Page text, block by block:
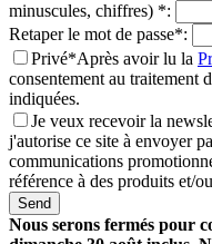
minuscules, chiffres) *:
Retaper le mot de passe*:
Privé*Après avoir lu la
consentement au traitement
indiquées.
Je veux recevoir la
j'autorise ce site à envoyer
communications
référence à des produits et/
Send
Nous serons fermés pour